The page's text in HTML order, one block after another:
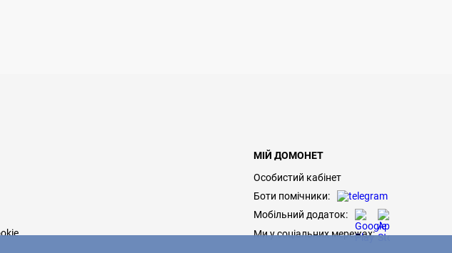
МІЙ ДОМОНЕТ
Особистий кабінет
Боти помічники:
Мобільний додаток:
Ми у соціальних мережах: